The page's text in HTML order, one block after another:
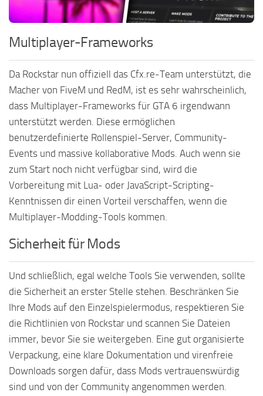
Multiplayer-Frameworks
Da Rockstar nun offiziell das Cfx.re-Team unterstützt, die
Macher von FiveM und RedM, ist es sehr wahrscheinlich,
dass Multiplayer-Frameworks für GTA 6 irgendwann
unterstützt werden. Diese ermöglichen
benutzerdefinierte Rollenspiel-Server, Community-
Events und massive kollaborative Mods. Auch wenn sie
zum Start noch nicht verfügbar sind, wird die
Vorbereitung mit Lua- oder JavaScript-Scripting-
Kenntnissen dir einen Vorteil verschaffen, wenn die
Multiplayer-Modding-Tools kommen.
Sicherheit für Mods
Und schließlich, egal welche Tools Sie verwenden, sollte
die Sicherheit an erster Stelle stehen. Beschränken Sie
Ihre Mods auf den Einzelspielermodus, respektieren Sie
die Richtlinien von Rockstar und scannen Sie Dateien
immer, bevor Sie sie weitergeben. Eine gut organisierte
Verpackung, eine klare Dokumentation und virenfreie
Downloads sorgen dafür, dass Mods vertrauenswürdig
sind und von der Community angenommen werden.